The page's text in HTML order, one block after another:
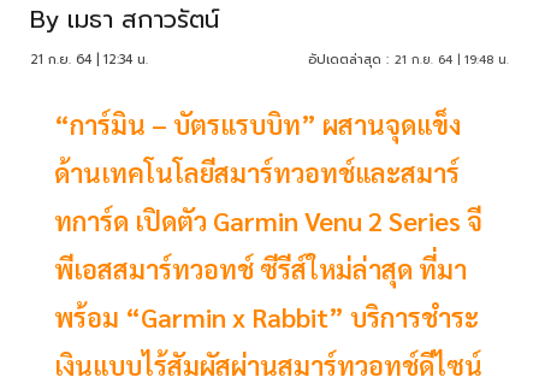
By เมธา สกาวรัตน์
21 ก.ย. 64 | 12:34 น. อัปเดตล่าสุด : 21 ก.ย. 64 | 19:48 น.
“การ์มิน – บัตรแรบบิท” ผสานจุดแข็ง
ด้านเทคโนโลยีสมาร์ทวอทช์และสมาร์
ทการ์ด เปิดตัว Garmin Venu 2 Series จี
พีเอสสมาร์ทวอทช์ ซีรีส์ใหม่ล่าสุด ที่มา
พร้อม “Garmin x Rabbit” บริการชำระ
เงินแบบไร้สัมผัสผ่านสมาร์ทวอทช์ดีไซน์